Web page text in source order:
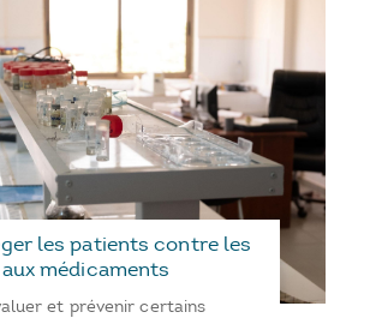
les patients contre les
médicaments
et prévenir certains